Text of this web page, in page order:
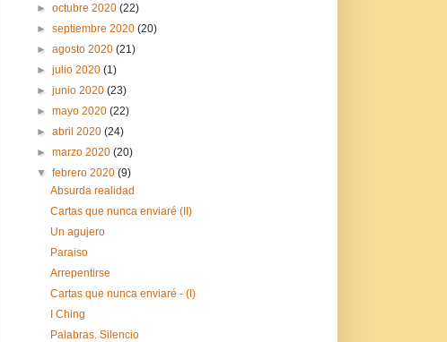
►octubre 2020(22)
►septiembre 2020(20)
►agosto 2020(21)
►julio 2020(1)
►junio 2020(23)
►mayo 2020(22)
►abril 2020(24)
►marzo 2020(20)
▼febrero 2020(9)
Absurda realidad
Cartas que nunca enviaré (II)
Un agujero
Paraiso
Arrepentirse
Cartas que nunca enviaré - (I)
I Ching
Palabras. Silencio